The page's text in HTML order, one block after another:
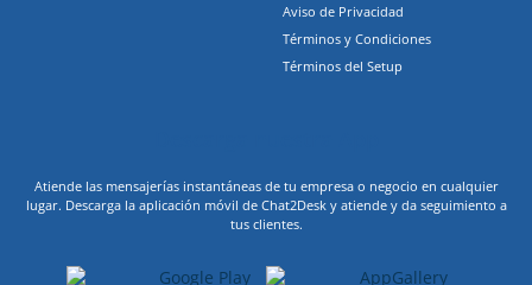
Aviso de Privacidad
Términos y Condiciones
Términos del Setup
Atiende las mensajerías instantáneas de tu empresa o negocio en cualquier
lugar. Descarga la aplicación móvil de Chat2Desk y atiende y da seguimiento a
tus clientes.